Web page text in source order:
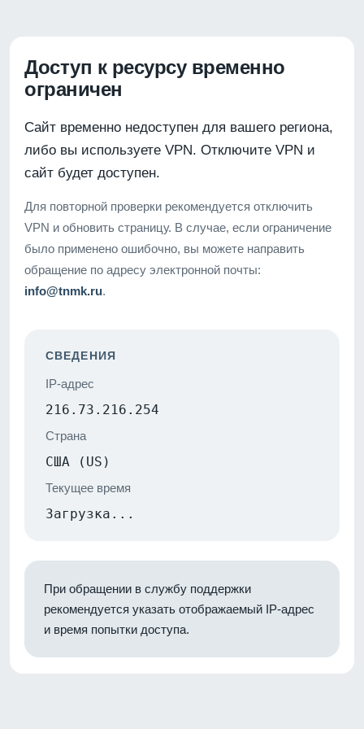
Доступ к ресурсу временно
ограничен
Сайт временно недоступен для вашего региона,
либо вы используете VPN. Отключите VPN и
сайт будет доступен.
Для повторной проверки рекомендуется отключить
VPN и обновить страницу. В случае, если ограничение
было применено ошибочно, вы можете направить
обращение по адресу электронной почты:
info@tnmk.ru.
СВЕДЕНИЯ
IP-адрес
216.73.216.254
Страна
США (US)
Текущее время
Загрузка...
При обращении в службу поддержки
рекомендуется указать отображаемый IP-адрес
и время попытки доступа.